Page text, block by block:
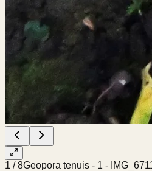
1 /8Geopora tenuis - 1 -